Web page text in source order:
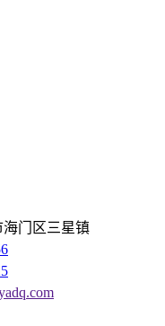
门区三星镇